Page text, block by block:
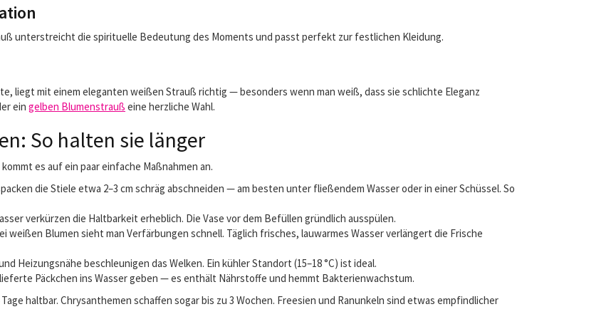
unterstreicht die spirituelle Bedeutung des Moments und passt perfekt zur festlichen Kleidung.
liegt mit einem eleganten weißen Strauß richtig — besonders wenn man weiß, dass sie schlichte Eleganz
ein gelben Blumenstrauß eine herzliche Wahl.
So halten sie länger
es auf ein paar einfache Maßnahmen an.
die Stiele etwa 2–3 cm schräg abschneiden — am besten unter fließendem Wasser oder in einer Schüssel. So
verkürzen die Haltbarkeit erheblich. Die Vase vor dem Befüllen gründlich ausspülen.
weißen Blumen sieht man Verfärbungen schnell. Täglich frisches, lauwarmes Wasser verlängert die Frische
Heizungsnähe beschleunigen das Welken. Ein kühler Standort (15–18 °C) ist ideal.
Päckchen ins Wasser geben — es enthält Nährstoffe und hemmt Bakterienwachstum.
haltbar. Chrysanthemen schaffen sogar bis zu 3 Wochen. Freesien und Ranunkeln sind etwas empfindlicher